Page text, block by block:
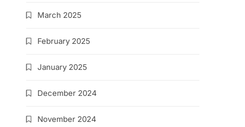
March 2025
February 2025
January 2025
December 2024
November 2024